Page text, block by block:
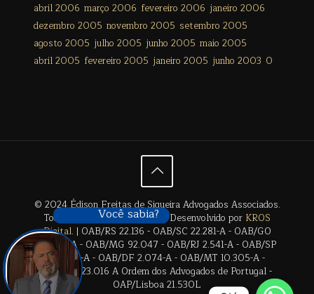
abril 2006 março 2006 fevereiro 2006 janeiro 2006
dezembro 2005 novembro 2005 setembro 2005
agosto 2005 julho 2005 junho 2005 maio 2005
abril 2005 fevereiro 2005 janeiro 2005 junho 2003 0
© 2024 Édison Freitas de Siqueira Advogados Associados.
Todos os direitos reservados. Desenvolvido por KROS
Digital. | OAB/RS 22.136 - OAB/SC 22.281-A - OAB/GO
28.659-A - OAB/MG 92.047 - OAB/RJ 2.541-A - OAB/SP
17.2838-A - OAB/DF 2.074-A - OAB/MT 10.305-A -
OAB/BA 23.016 A Ordem dos Advogados de Portugal -
OAP/Lisboa 21.530L
Você sabia?